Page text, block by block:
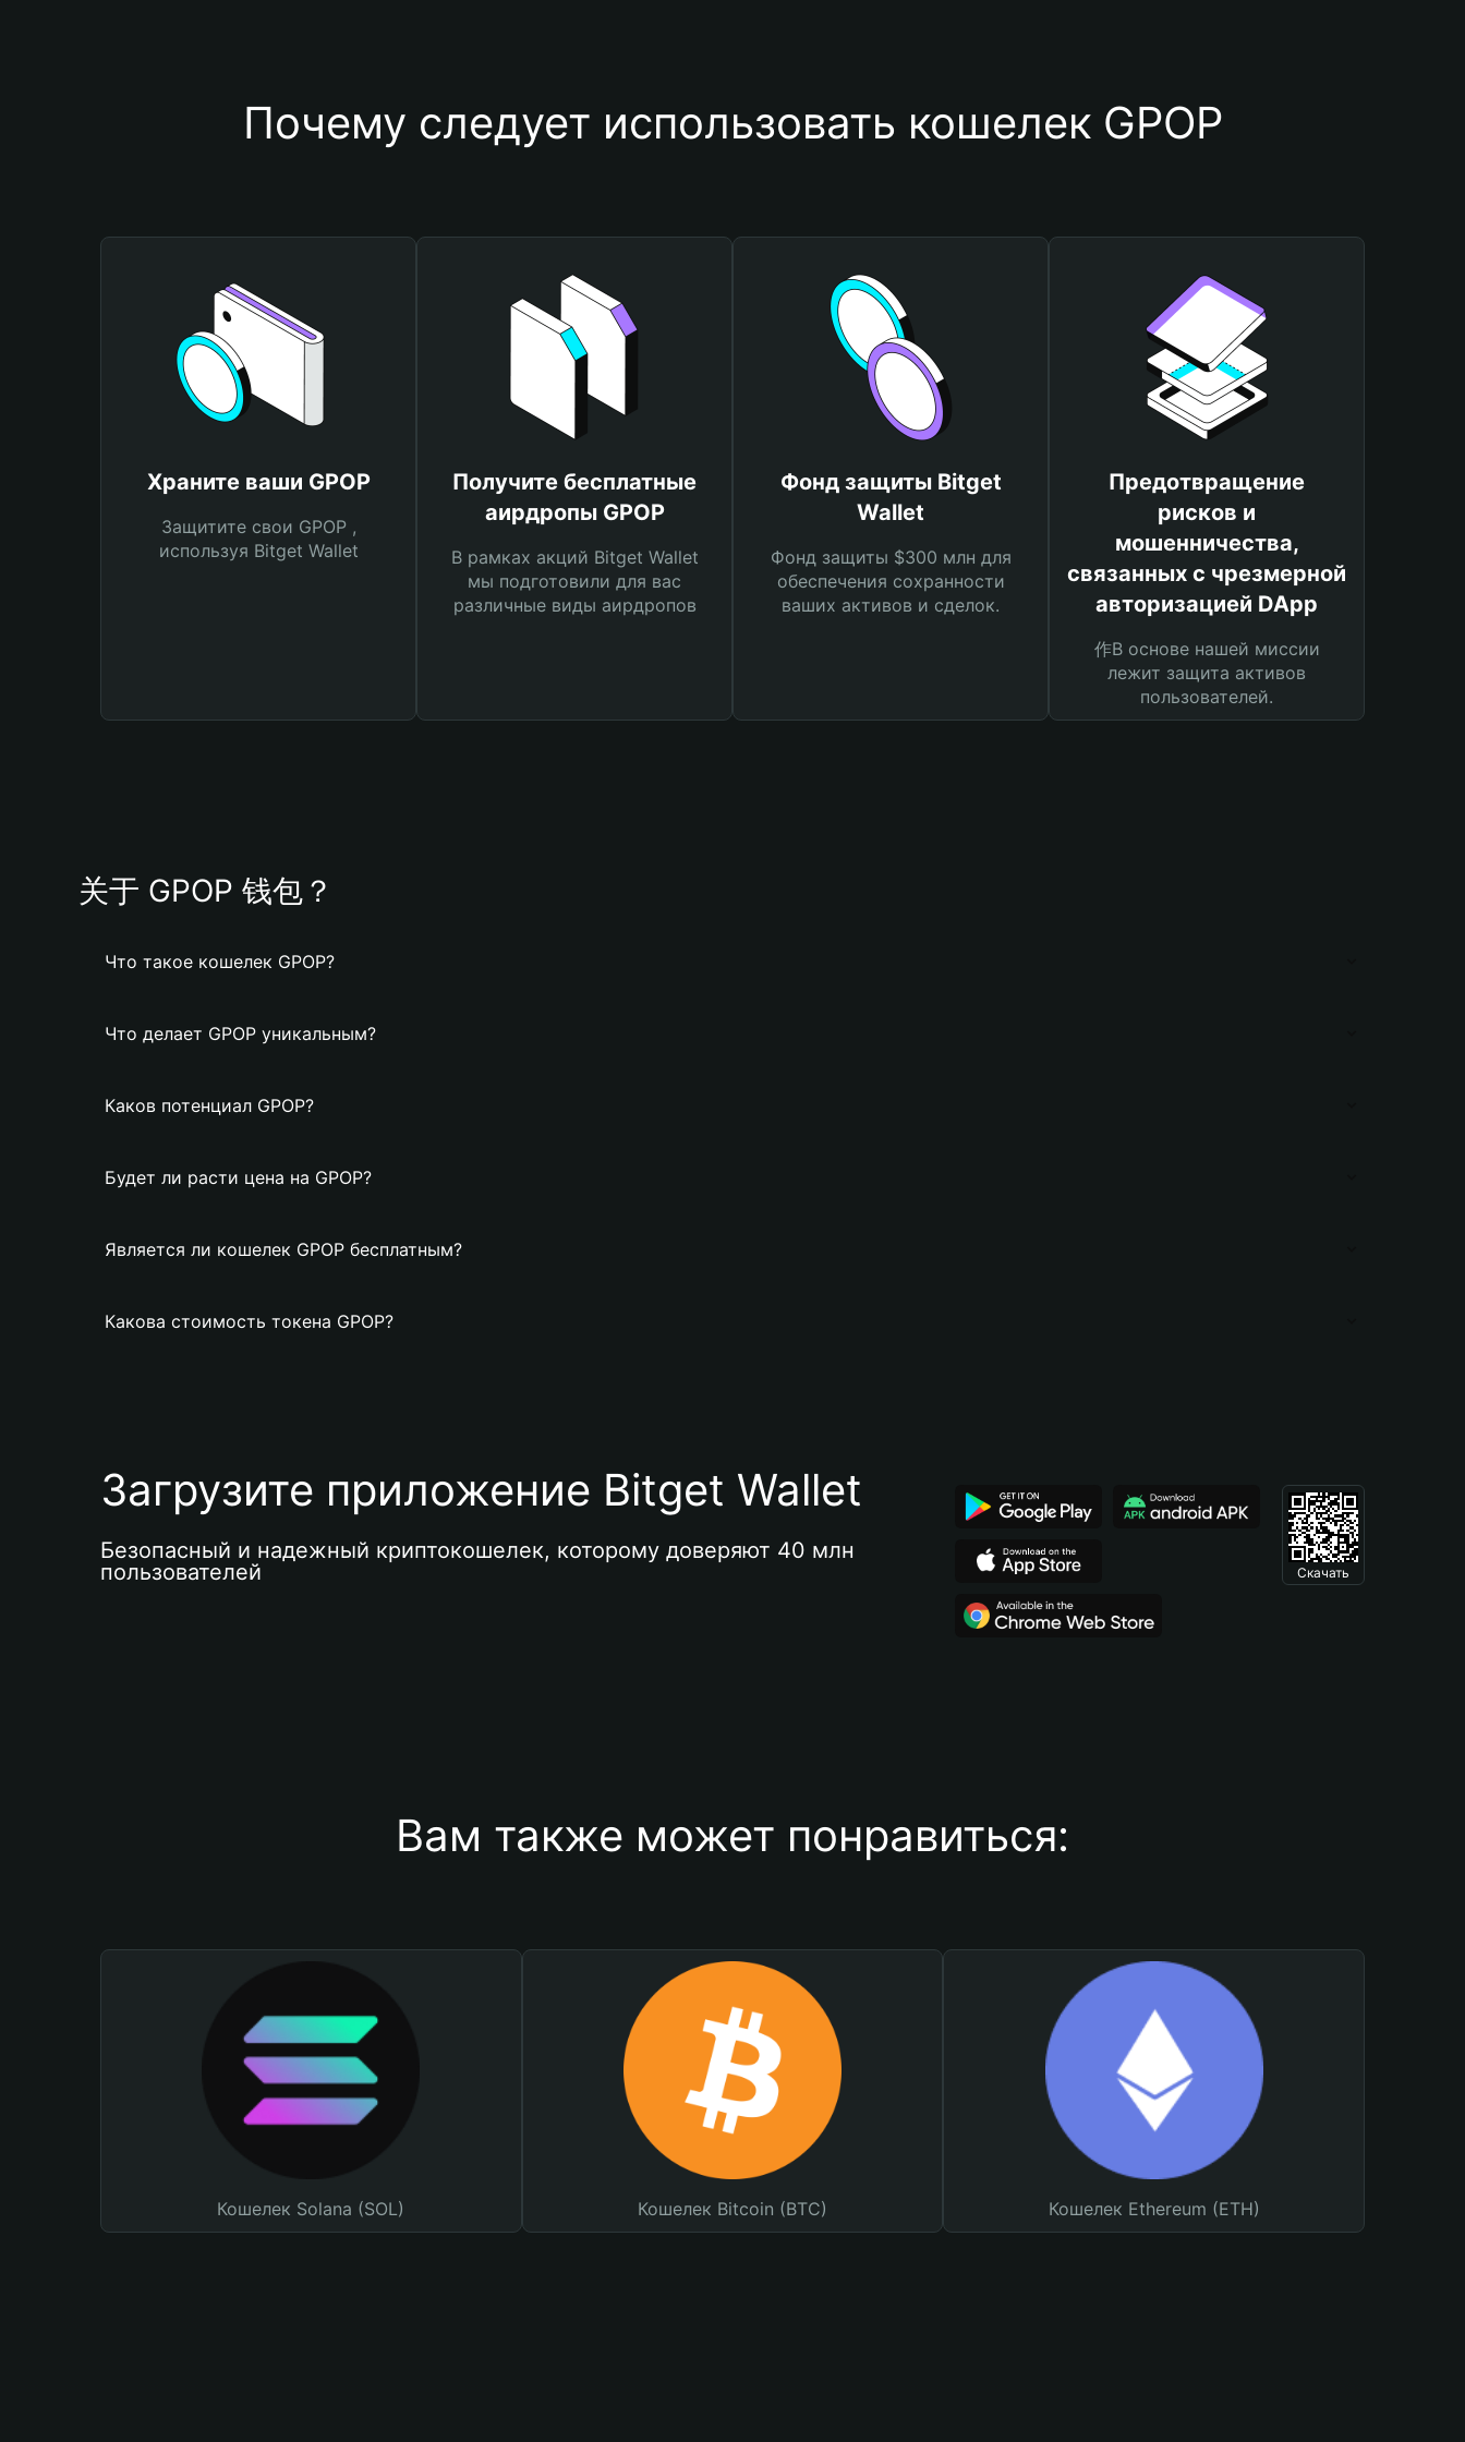
Почему следует использовать кошелек GPOP
Храните ваши GPOP
Защитите свои GPOP ,
используя Bitget Wallet
Получите бесплатные
аирдропы GPOP
В рамках акций Bitget Wallet
мы подготовили для вас
различные виды аирдропов
Фонд защиты Bitget
Wallet
Фонд защиты $300 млн для
обеспечения сохранности
ваших активов и сделок.
Предотвращение
рисков и
мошенничества,
связанных с чрезмерной
авторизацией DApp
作В основе нашей миссии
лежит защита активов
пользователей.
关于 GPOP 钱包？
Что такое кошелек GPOP?
Что делает GPOP уникальным?
Каков потенциал GPOP?
Будет ли расти цена на GPOP?
Является ли кошелек GPOP бесплатным?
Какова стоимость токена GPOP?
Загрузите приложение Bitget Wallet
Безопасный и надежный криптокошелек, которому доверяют 40 млн
пользователей
Скачать
Вам также может понравиться:
Кошелек Solana (SOL) Кошелек Bitcoin (BTC) Кошелек Ethereum (ETH)